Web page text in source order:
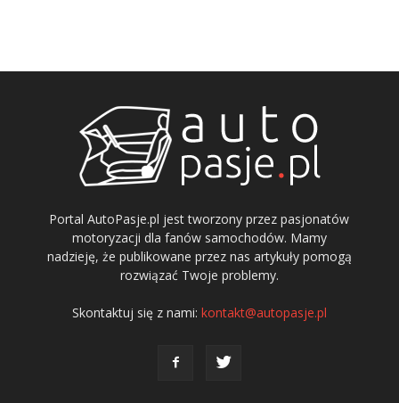
Portal AutoPasje.pl jest tworzony przez pasjonatów
motoryzacji dla fanów samochodów. Mamy
nadzieję, że publikowane przez nas artykuły pomogą
rozwiązać Twoje problemy.
Skontaktuj się z nami: kontakt@autopasje.pl